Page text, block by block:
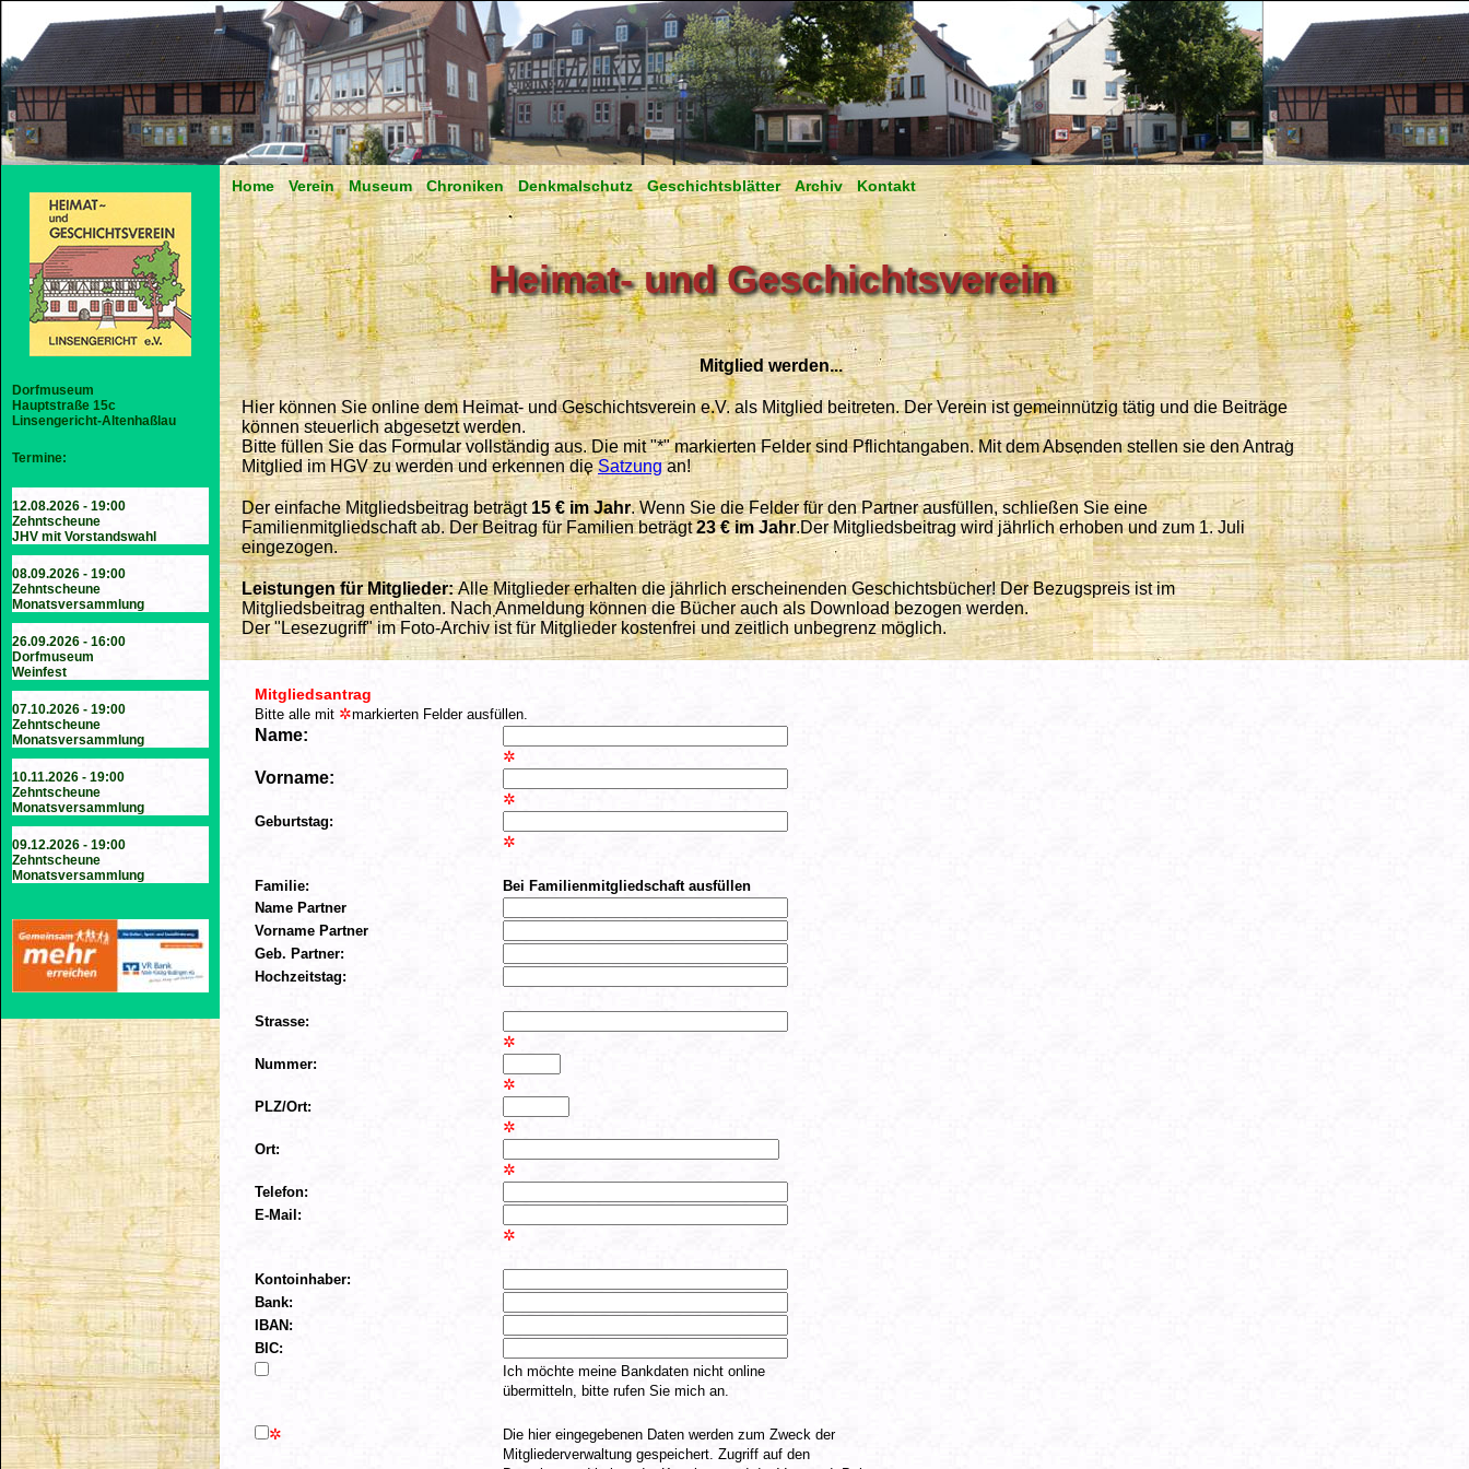
Dorfmuseum
Hauptstraße 15c
Linsengericht-Altenhaßlau
Termine:
12.08.2026 - 19:00
Zehntscheune
JHV mit Vorstandswahl
08.09.2026 - 19:00
Zehntscheune
Monatsversammlung
26.09.2026 - 16:00
Dorfmuseum
Weinfest
07.10.2026 - 19:00
Zehntscheune
Monatsversammlung
10.11.2026 - 19:00
Zehntscheune
Monatsversammlung
09.12.2026 - 19:00
Zehntscheune
Monatsversammlung
Home Verein Museum Chroniken Denkmalschutz Geschichtsblätter Archiv Kontakt
Heimat- und Geschichtsverein
Mitglied werden...
Hier können Sie online dem Heimat- und Geschichtsverein e.V. als Mitglied beitreten. Der Verein ist gemeinnützig tätig und die Beiträge
können steuerlich abgesetzt werden.
Bitte füllen Sie das Formular vollständig aus. Die mit "*" markierten Felder sind Pflichtangaben. Mit dem Absenden stellen sie den Antrag
Mitglied im HGV zu werden und erkennen dieSatzungan!
Der einfache Mitgliedsbeitrag beträgt15 € im Jahr. Wenn Sie die Felder für den Partner ausfüllen, schließen Sie eine
Familienmitgliedschaft ab. Der Beitrag für Familien beträgt23 € im Jahr.Der Mitgliedsbeitrag wird jährlich erhoben und zum 1. Juli
eingezogen.
Leistungen für Mitglieder:Alle Mitglieder erhalten die jährlich erscheinenden Geschichtsbücher! Der Bezugspreis ist im
Mitgliedsbeitrag enthalten. Nach Anmeldung können die Bücher auch als Download bezogen werden.
Der "Lesezugriff" im Foto-Archiv ist für Mitglieder kostenfrei und zeitlich unbegrenz möglich.
Mitgliedsantrag
Bitte alle mit ✲markierten Felder ausfüllen.
Name:
✲
Vorname:
✲
Geburtstag:
✲
Familie:
Bei Familienmitgliedschaft ausfüllen
Name Partner
Vorname Partner
Geb. Partner:
Hochzeitstag:
Strasse:
✲
Nummer:
✲
PLZ/Ort:
✲
Ort:
✲
Telefon:
E-Mail:
✲
Kontoinhaber:
Bank:
IBAN:
BIC:
Ich möchte meine Bankdaten nicht online
übermitteln, bitte rufen Sie mich an.
✲
Die hier eingegebenen Daten werden zum Zweck der
Mitgliederverwaltung gespeichert. Zugriff auf den